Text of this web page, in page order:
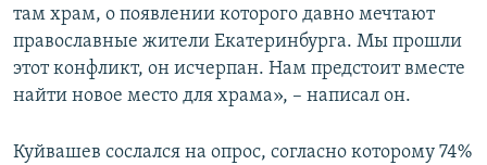
там храм, о появлении которого давно мечтают
православные жители Екатеринбурга. Мы прошли
этот конфликт, он исчерпан. Нам предстоит вместе
найти новое место для храма», – написал он.
Куйвашев сослался на опрос, согласно которому 74%